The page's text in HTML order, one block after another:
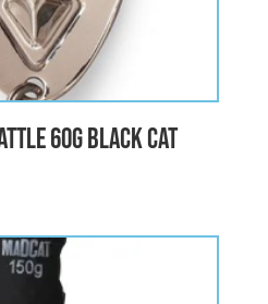
60g BLACK CAT